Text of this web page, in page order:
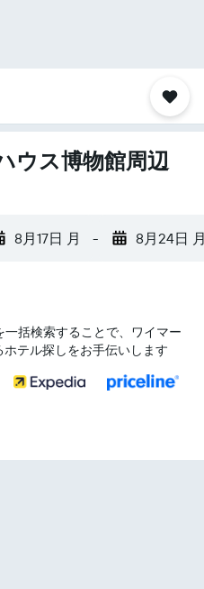
ウス博物館周辺
8月17日 月 - 8月24日
一括検索することで、ワイマー
テル探しをお手伝いします